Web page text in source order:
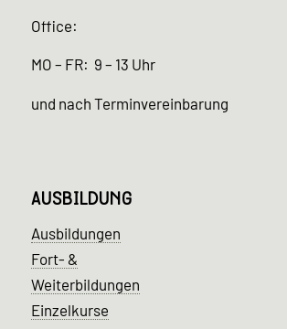
Office:
MO – FR: 9 – 13 Uhr
und nach Terminvereinbarung
AUSBILDUNG
Ausbildungen
Fort- &
Weiterbildungen
Einzelkurse